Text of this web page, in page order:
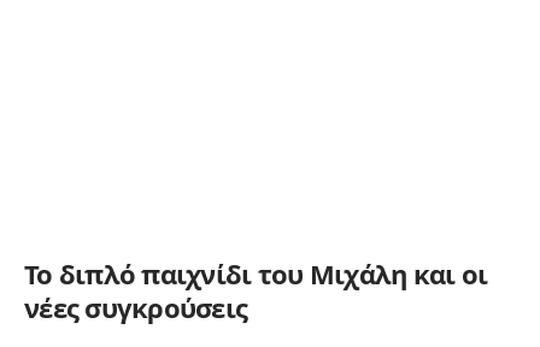
Το διπλό παιχνίδι του Μιχάλη και οι
νέες συγκρούσεις